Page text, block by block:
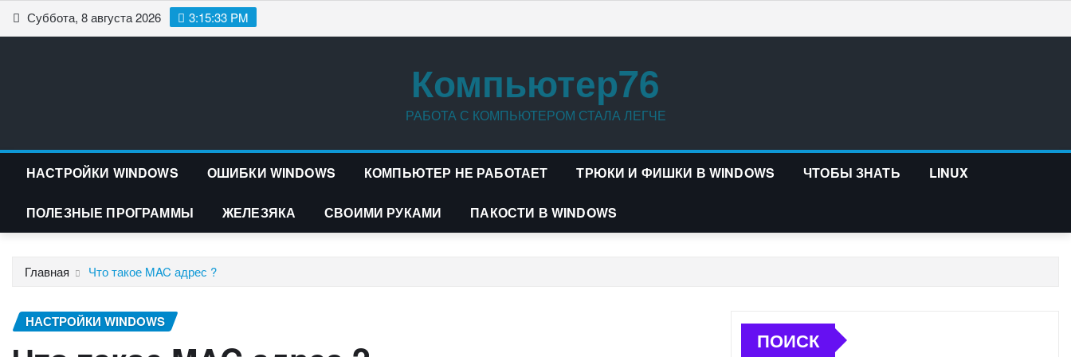
Перейти
к
Суббота, 8 августа 2026 3:15:34 PM
Компьютер76
РАБОТА С КОМПЬЮТЕРОМ СТАЛА ЛЕГЧЕ
НАСТРОЙКИ WINDOWS ОШИБКИ WINDOWS КОМПЬЮТЕР НЕ РАБОТАЕТ ТРЮКИ И ФИШКИ В WINDOWS ЧТОБЫ ЗНАТЬ LINUX
ПОЛЕЗНЫЕ ПРОГРАММЫ ЖЕЛЕЗЯКА СВОИМИ РУКАМИ ПАКОСТИ В WINDOWS
Главная Что такое MAC адрес ?
НАСТРОЙКИ WINDOWS
ПОИСК